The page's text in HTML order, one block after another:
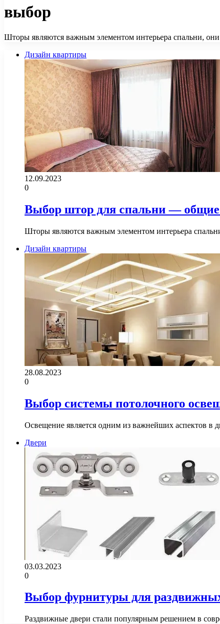
выбор
Шторы являются важным элементом интерьера спальни,
Дизайн квартиры
12.09.2023
0
Выбор штор для спальни — общие
Шторы являются важным элементом интерьера
Дизайн квартиры
28.08.2023
0
Выбор системы потолочного
Освещение является одним из важнейших аспектов в
Двери
03.03.2023
0
Выбор фурнитуры для
Раздвижные двери стали популярным решением в